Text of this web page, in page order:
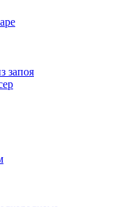
запоя